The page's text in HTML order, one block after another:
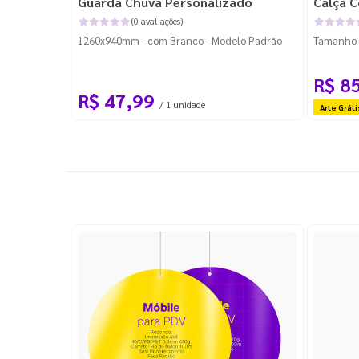
(0 avaliações)
1260x940mm - com Branco - Modelo Padrão
R$ 47,99 / 1 unidade
Tamanho
R$
Arte